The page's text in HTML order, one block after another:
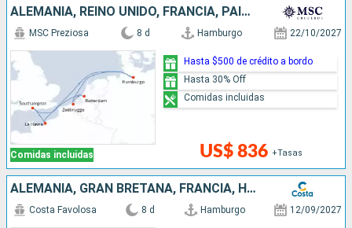
ALEMANIA, REINO UNIDO, FRANCIA, PAISES BAJOS, BÉLGICA
Comidas incluidas
MSC Preziosa 8 d Hamburgo 22/10/2027
US$ 836 +Tasas
Hasta $500 de crédito a bordo
Hasta 30% Off
Comidas incluidas
ALEMANIA, GRAN BRETAÑA, FRANCIA, HOLANDA
Costa Favolosa 8 d Hamburgo 12/09/2027